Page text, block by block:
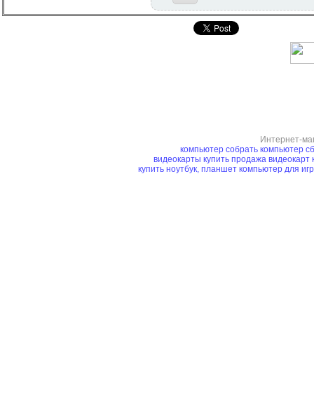
Интернет-
компьютер собрать компьютер
видеокарты купить продажа видеокарт
купить ноутбук, планшет компьютер для